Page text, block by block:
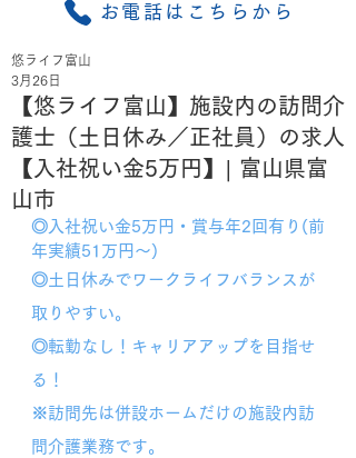
お電話はこちらから
【悠ライフ富山】施設内の訪問介
護士（土日休み／正社員）の求人
【入社祝い金5万円】| 富山県富
山市
悠ライフ富山
3月26日
◎入社祝い金5万円・賞与年2回有り(前
年実績51万円～)
◎土日休みでワークライフバランスが
取りやすい。
◎転勤なし！キャリアアップを目指せ
る！
※訪問先は併設ホームだけの施設内訪
問介護業務です。